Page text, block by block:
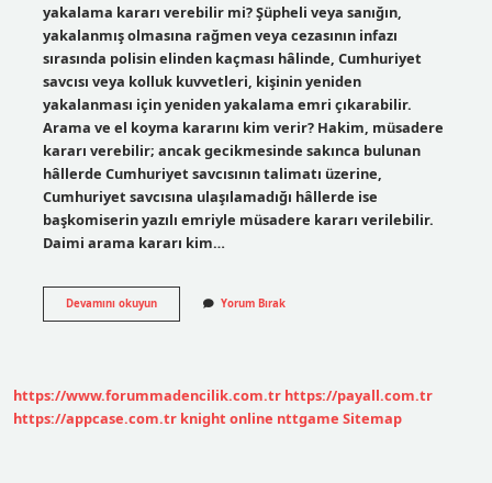
yakalama kararı verebilir mi? Şüpheli veya sanığın,
yakalanmış olmasına rağmen veya cezasının infazı
sırasında polisin elinden kaçması hâlinde, Cumhuriyet
savcısı veya kolluk kuvvetleri, kişinin yeniden
yakalanması için yeniden yakalama emri çıkarabilir.
Arama ve el koyma kararını kim verir? Hakim, müsadere
kararı verebilir; ancak gecikmesinde sakınca bulunan
hâllerde Cumhuriyet savcısının talimatı üzerine,
Cumhuriyet savcısına ulaşılamadığı hâllerde ise
başkomiserin yazılı emriyle müsadere kararı verilebilir.
Daimi arama kararı kim…
Devamını okuyunSavcı
Arama
Yorum Bırak
https://www.forummadencilik.com.tr https://payall.com.tr
https://appcase.com.tr knight online nttgame Sitemap